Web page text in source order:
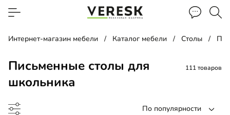
Интернет-магазин мебели Каталог мебели Столы
Письменные столы для
школьника
111 товаров
По популярности